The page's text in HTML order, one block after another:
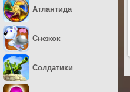
Атлантида
Снежок
Солдатики